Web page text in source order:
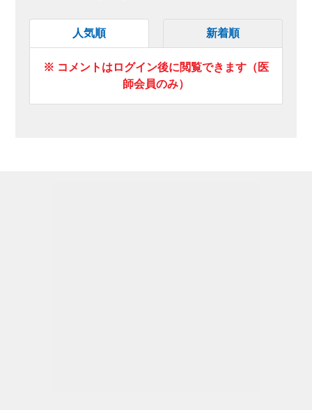
人気順 新着順
※ コメントはログイン後に閲覧できます（医
師会員のみ）